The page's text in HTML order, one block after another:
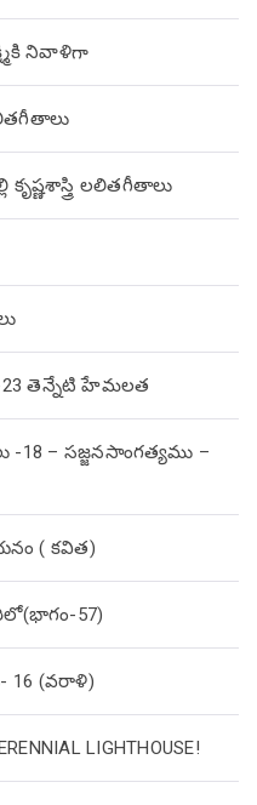
నివాళిగా
కృష్ణశాస్త్రి లలితగీతాలు
తెన్నేటి హేమలత
18 – సజ్జనసాంగత్యము –
( కవిత)
57)
16 (వరాళి)
LIGHTHOUSE!